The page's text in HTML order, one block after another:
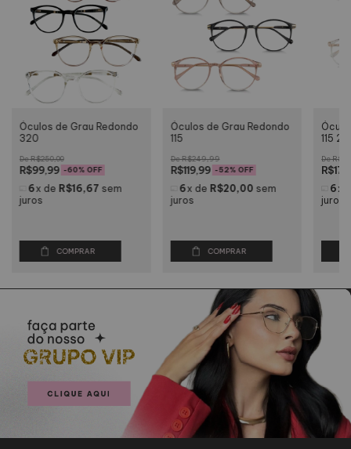
Óculos de Grau Redondo
320
R$250,00
R$99,99 -60% OFF
6 x de R$16,67 sem
juros
COMPRAR
Óculos de Grau Redondo
115
R$249,99
R$119,99 -52% OFF
6 x de R$20,00 sem
juros
COMPRAR
115 2.0
6 x
juros